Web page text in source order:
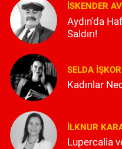
İSKENDER
Aydın'da
Saldırı!
SELDA İŞKOR
Kadınlar
İLKNUR
Lupercalia